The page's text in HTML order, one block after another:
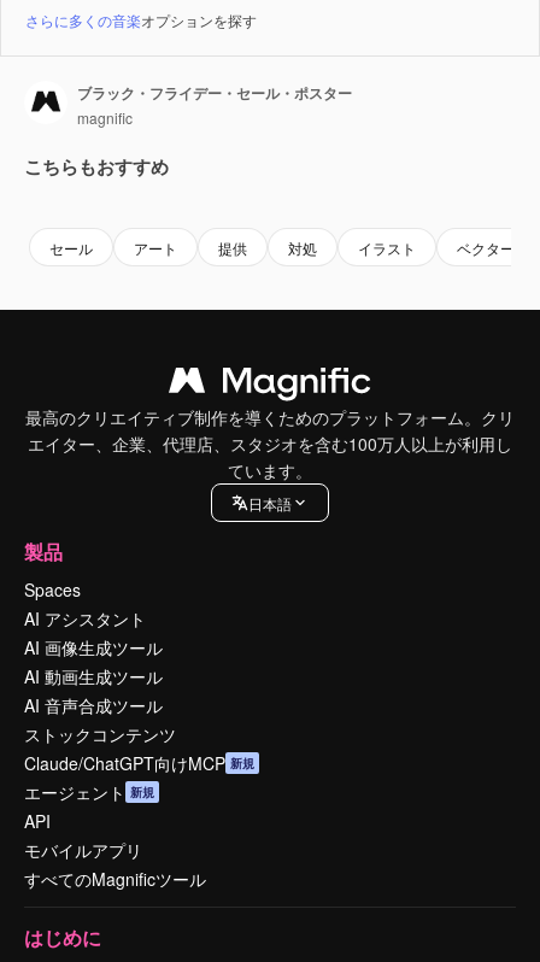
さらに多くの音楽オプションを探す
ブラック・フライデー・セール・ポスター
magnific
こちらもおすすめ
セール アート 提供 対処 イラスト ベクター
最高のクリエイティブ制作を導くためのプラットフォーム。クリ
エイター、企業、代理店、スタジオを含む100万人以上が利用し
ています。
日本語
製品
Spaces
AI アシスタント
AI 画像生成ツール
AI 動画生成ツール
AI 音声合成ツール
ストックコンテンツ
Claude/ChatGPT向けMCP 新規
エージェント 新規
API
モバイルアプリ
すべてのMagnificツール
はじめに